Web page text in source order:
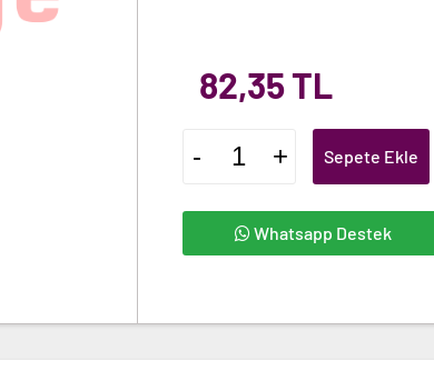
82,35 TL
- + Sepete Ekle
Whatsapp Destek